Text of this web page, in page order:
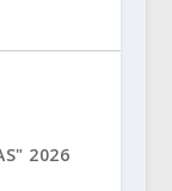
2026